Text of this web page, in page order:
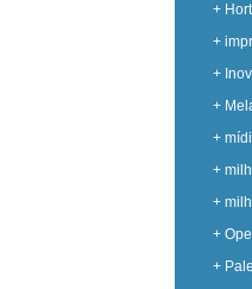
+
+
+
+
+
+
+
+
+